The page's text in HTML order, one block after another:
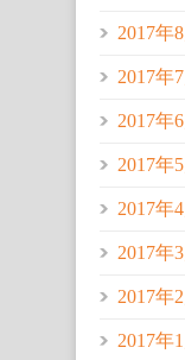
2017年8
2017年7
2017年6
2017年5
2017年4
2017年3
2017年2
2017年1